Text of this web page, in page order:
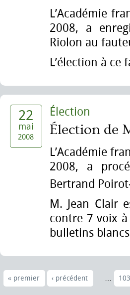
L’Académie
2008, a
Riolon au
L’élection à
22
mai
2008
Élection
Élection de
L’Académie
2008, a
Bertrand
M. Jean Clair
contre 7 voix
bulletins
« premier ‹ précédent … 103